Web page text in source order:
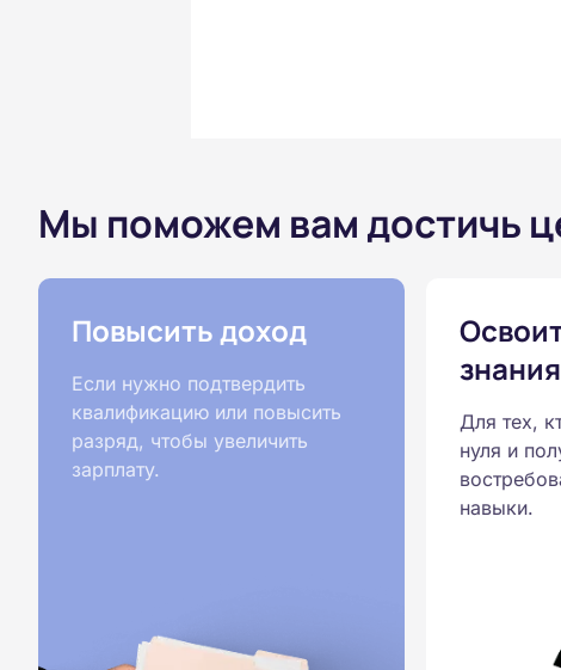
Мы поможем вам достичь
Повысить доход
Если нужно подтвердить
квалификацию или повысить
разряд, чтобы увеличить
зарплату.
знания
Для тех,
нуля и
навыки.